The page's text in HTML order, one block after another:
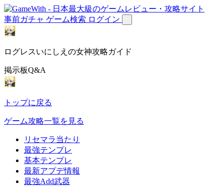
事前ガチャ ゲーム検索 ログイン
ログレスいにしえの女神攻略ガイド
掲示板Q&A
トップに戻る
ゲーム攻略一覧を見る
リセマラ当たり
最強テンプレ
基本テンプレ
最新アプデ情報
最強Add武器